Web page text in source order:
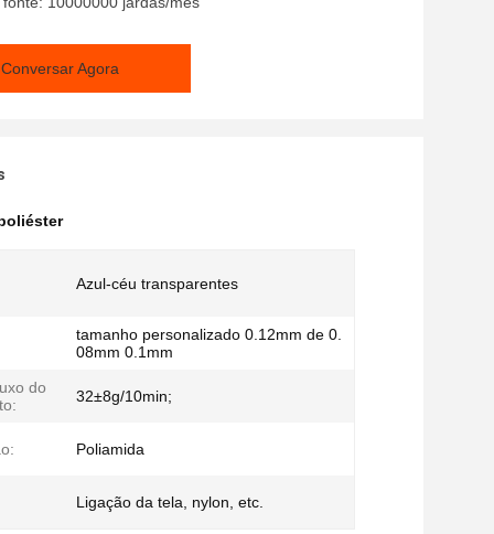
Conversar Agora
Azul-céu transparentes
tamanho personalizado 0.12mm de 0.
08mm 0.1mm
do
32±8g/10min;
Poliamida
Ligação da tela, nylon, etc.